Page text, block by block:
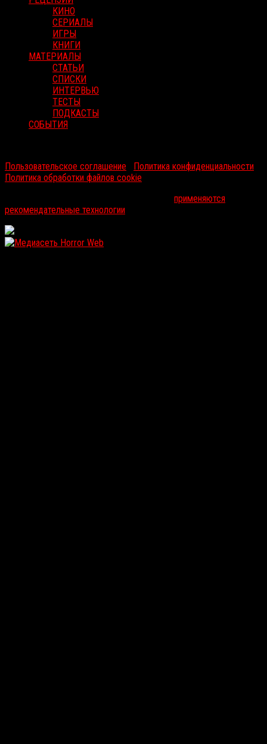
КИНО
СЕРИАЛЫ
ИГРЫ
КНИГИ
МАТЕРИАЛЫ
СТАТЬИ
СПИСКИ
ИНТЕРВЬЮ
ТЕСТЫ
ПОДКАСТЫ
СОБЫТИЯ
Пользовательское соглашение
Политика конфиденциальности
Политика обработки файлов cookie
применяются
рекомендательные технологии